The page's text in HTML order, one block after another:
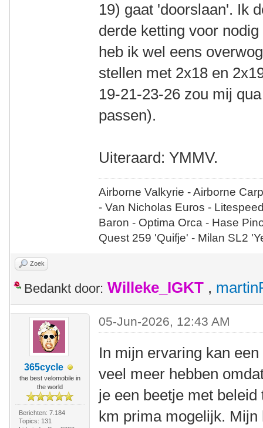
19) gaat 'doorslaan'. Ik
derde ketting voor
heb ik wel eens
stellen met 2x18 en
19-21-23-26 zou mij
passen).
Uiteraard: YMMV.
Airborne Valkyrie - Airborne
- Van Nicholas Euros -
Baron - Optima Orca - Hase
Quest 259 'Quifje' - Milan SL2
Zoek
Bedankt door: Willeke_IGKT ,
365cycle
the best velomobile in
the world
Berichten: 7.184
Topics: 131
05-Jun-2026, 12:43 AM
In mijn ervaring kan
veel meer hebben
je een beetje met
km prima mogelijk.